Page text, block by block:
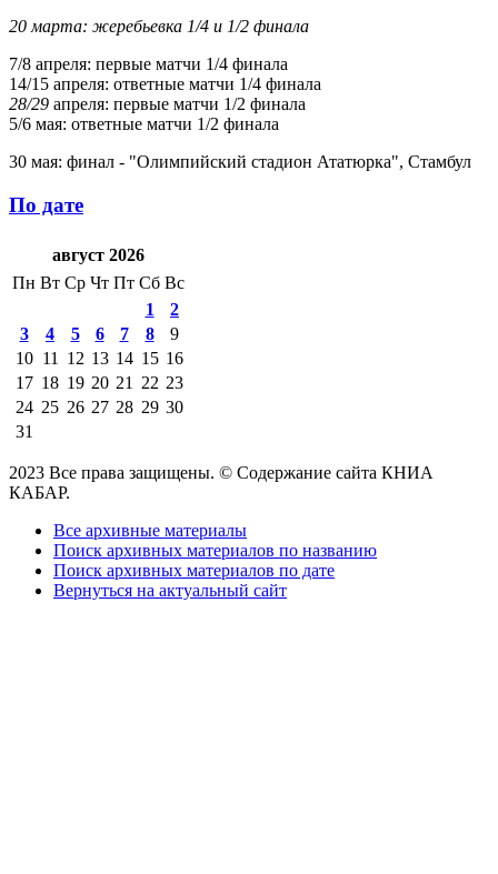
20 марта: жеребьевка 1/4 и 1/2 финала
7/8 апреля: первые матчи 1/4 финала
14/15 апреля: ответные матчи 1/4 финала
28/29 апреля: первые матчи 1/2 финала
5/6 мая: ответные матчи 1/2 финала
30 мая: финал - "Олимпийский стадион Ататюрка", Стамбул
По дате
август 2026
Пн Вт Ср Чт Пт Сб Вс
1
2
3
4 5 6 7 8
9
10 11 12 13 14 15 16
17 18 19 20 21 22 23
24 25 26 27 28 29 30
31
2023 Все права защищены. © Содержание сайта КНИА
КАБАР.
Все архивные материалы
Поиск архивных материалов по названию
Поиск архивных материалов по дате
Вернуться на актуальный сайт